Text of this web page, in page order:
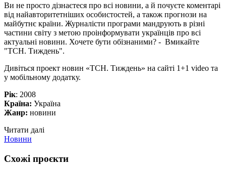
Ви не просто дізнаєтеся про всі новини, а й почуєте коментарі
від найавторитетніших особистостей, а також прогнози на
майбутнє країни. Журналісти програми мандрують в різні
частини світу з метою проінформувати українців про всі
актуальні новини. Хочете бути обізнаними? - Вмикайте
"ТСН. Тиждень".
Дивіться проект новин «ТСН. Тиждень» на сайті 1+1 video та
у мобільному додатку.
Рік: 2008
Країна: Україна
Жанр: новини
Читати далі
Новини
Схожі проєкти